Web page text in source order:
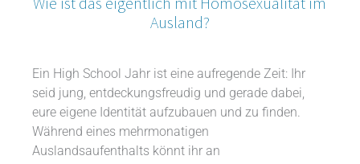
Ausland?
Ein High School Jahr ist eine aufregende Zeit: Ihr
seid jung, entdeckungsfreudig und gerade dabei,
eure eigene Identität aufzubauen und zu finden.
Während eines mehrmonatigen
Auslandsaufenthalts könnt ihr an